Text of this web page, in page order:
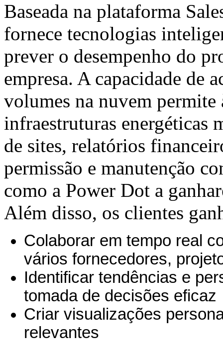
Baseada na plataforma
fornece tecnologias
prever o desempenho do
empresa. A capacidade de
volumes na nuvem
infraestruturas energéticas
de sites, relatórios
permissão e manutenção
como a Power Dot a
Além disso, os clientes
Colaborar em tempo real
vários fornecedores,
Identificar tendências e
tomada de decisões eficaz
Criar visualizações
relevantes